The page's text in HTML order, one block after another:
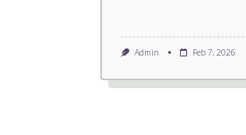
Admin Feb 7, 2026